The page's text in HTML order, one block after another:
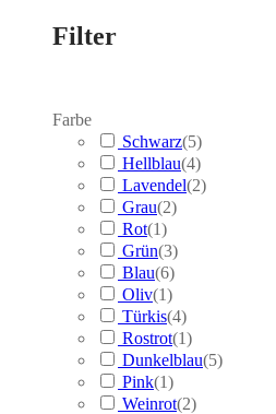
Filter
Farbe
Schwarz(5)
Hellblau(4)
Lavendel(2)
Grau(2)
Rot(1)
Grün(3)
Blau(6)
Oliv(1)
Türkis(4)
Rostrot(1)
Dunkelblau(5)
Pink(1)
Weinrot(2)